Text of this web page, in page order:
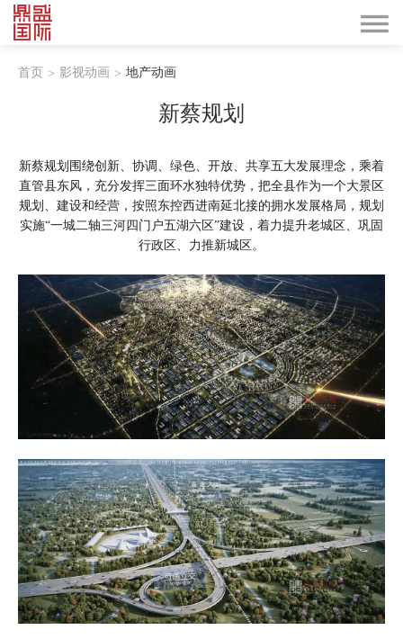
首页 > 影视动画 > 地产动画
新蔡规划
新蔡规划围绕创新、协调、绿色、开放、共享五大发展理念，乘着
直管县东风，充分发挥三面环水独特优势，把全县作为一个大景区
规划、建设和经营，按照东控西进南延北接的拥水发展格局，规划
实施“一城二轴三河四门户五湖六区”建设，着力提升老城区、巩固
行政区、力推新城区。